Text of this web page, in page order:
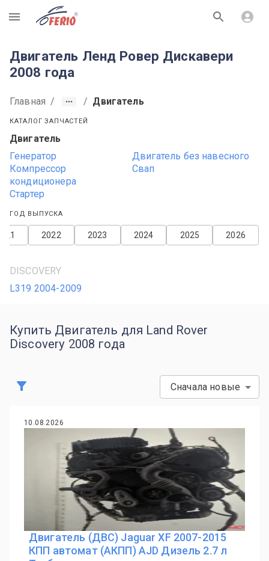
R
Двигатель Ленд Ровер Дискавери
2008 года
Главная / / Двигатель
КАТАЛОГ ЗАПЧАСТЕЙ
Двигатель
Генератор
Двигатель без навесного
Компрессор
кондиционера
Свап
Стартер
ГОД ВЫПУСКА
2026
2025
2024
2023
2022
DISCOVERY
L319 2004-2009
Купить Двигатель для Land Rover
Discovery 2008 года
Сначала новые
10.08.2026
Двигатель (ДВС) Jaguar XF 2007-2015
КПП автомат (АКПП) AJD Дизель 2.7 л